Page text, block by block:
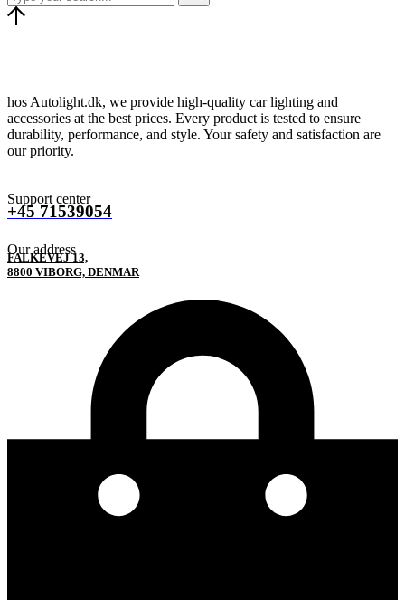
hos Autolight.dk, we provide high-quality car lighting and
accessories at the best prices. Every product is tested to ensure
durability, performance, and style. Your safety and satisfaction are
our priority.
Support center
+45 71539054
Our address
FALKEVEJ 13,
8800 VIBORG, DENMAR